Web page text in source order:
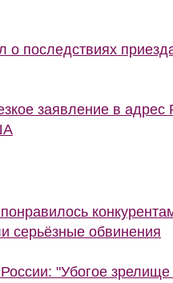
о последствиях
заявление в адрес
серьёзные обвинения
"Убогое зрелище